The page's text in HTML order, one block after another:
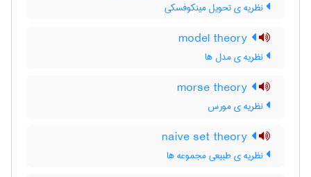
نظریه ی تحویل مینکوفسکی
نظریه ی مدل ها
نظریه ی مورس
نظریه ی طبیعی مجموعه ها